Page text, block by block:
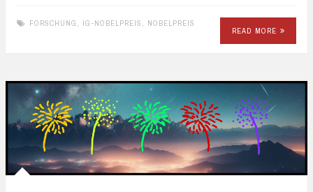
FORSCHUNG , IG-NOBELPREIS , NOBELPREIS
READ MORE